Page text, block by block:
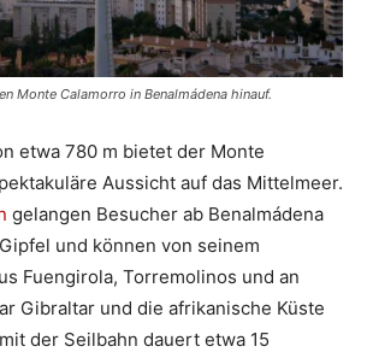
Monte Calamorro in Benalmádena hinauf.
etwa 780 m bietet der Monte
Aussicht auf das Mittelmeer.
gelangen Besucher ab Benalmádena
und können von seinem
Fuengirola, Torremolinos und an
Gibraltar und die afrikanische Küste
der Seilbahn dauert etwa 15